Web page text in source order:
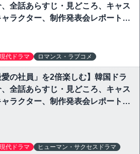
、全話あらすじ・見どころ、キャス
ャラクター、制作発表会レポートな
現代ドラマ ロマンス・ラブコメ
愛の社員」を2倍楽しむ】韓国ドラ
、全話あらすじ・見どころ、キャス
ャラクター、制作発表会レポートな
現代ドラマ ヒューマン・サクセスドラマ